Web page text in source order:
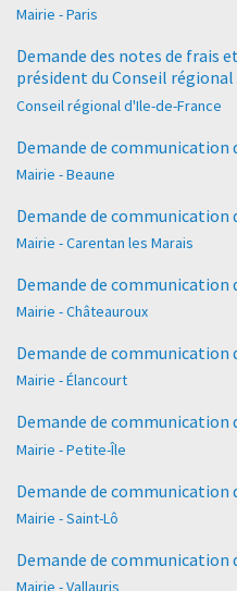
Mairie - Paris
Demande des notes de frais
président du Conseil régional
Conseil régional d'Ile-de-France
Demande de communication
Mairie - Beaune
Demande de communication
Mairie - Carentan les Marais
Demande de communication
Mairie - Châteauroux
Demande de communication
Mairie - Élancourt
Demande de communication
Mairie - Petite-Île
Demande de communication
Mairie - Saint-Lô
Demande de communication
Mairie - Vallauris